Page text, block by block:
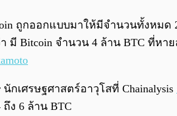
ถูกออกแบบมาให้มีจำนวนทั้งหมด
า มี Bitcoin จำนวน 4 ล้าน BTC ที่ห
นักเศรษฐศาสตร์อาวุโสที่ Chainalysis
ง 6 ล้าน BTC